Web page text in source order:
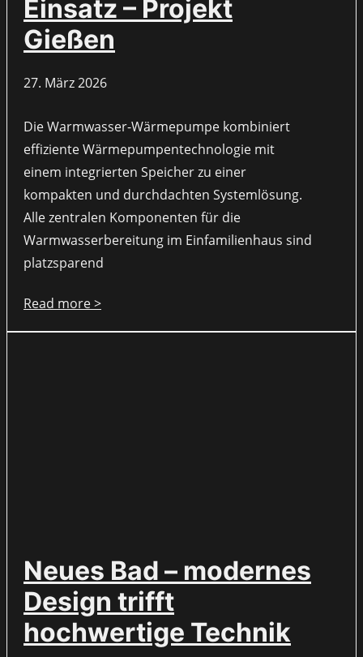
Einsatz – Projekt
Gießen
27. März 2026
Die Warmwasser-Wärmepumpe kombiniert
effiziente Wärmepumpentechnologie mit
einem integrierten Speicher zu einer
kompakten und durchdachten Systemlösung.
Alle zentralen Komponenten für die
Warmwasserbereitung im Einfamilienhaus sind
platzsparend
Read more >
Neues Bad – modernes
Design trifft
hochwertige Technik